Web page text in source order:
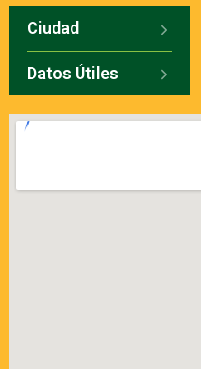
Ciudad
Datos Útiles